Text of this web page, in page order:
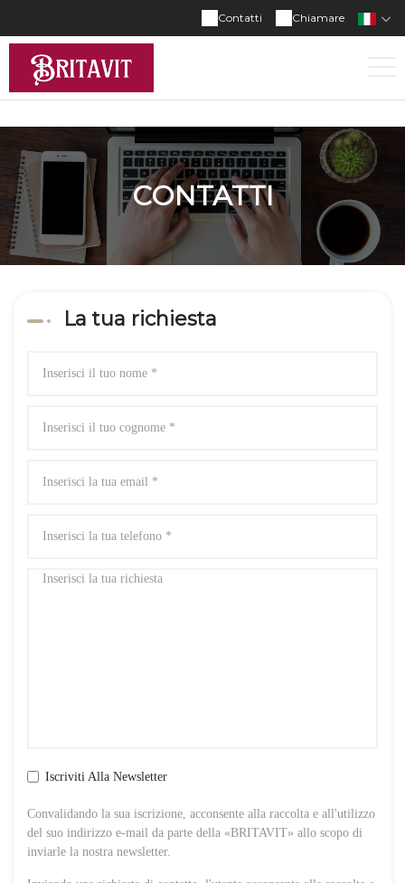
Chiamare
Contatti
CONTATTI
La tua richiesta
Iscriviti Alla Newsletter
Convalidando la sua iscrizione, acconsente alla raccolta e all'utilizzo
del suo indirizzo e-mail da parte della «BRITAVIT» allo scopo di
inviarle la nostra newsletter.